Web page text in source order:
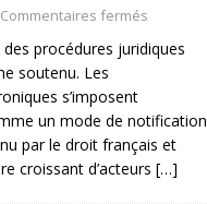
Commentaires fermés
procédures juridiques
soutenu. Les
s’imposent
un mode de notification
par le droit français et
croissant d’acteurs […]